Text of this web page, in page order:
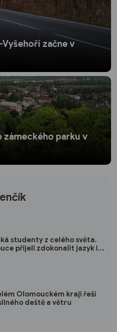
začne v
zámeckého parku v
studenty z celého světa.
přijeli zdokonalit jazyk i
kulturu
Olomouckém kraji řeší
deště a větru